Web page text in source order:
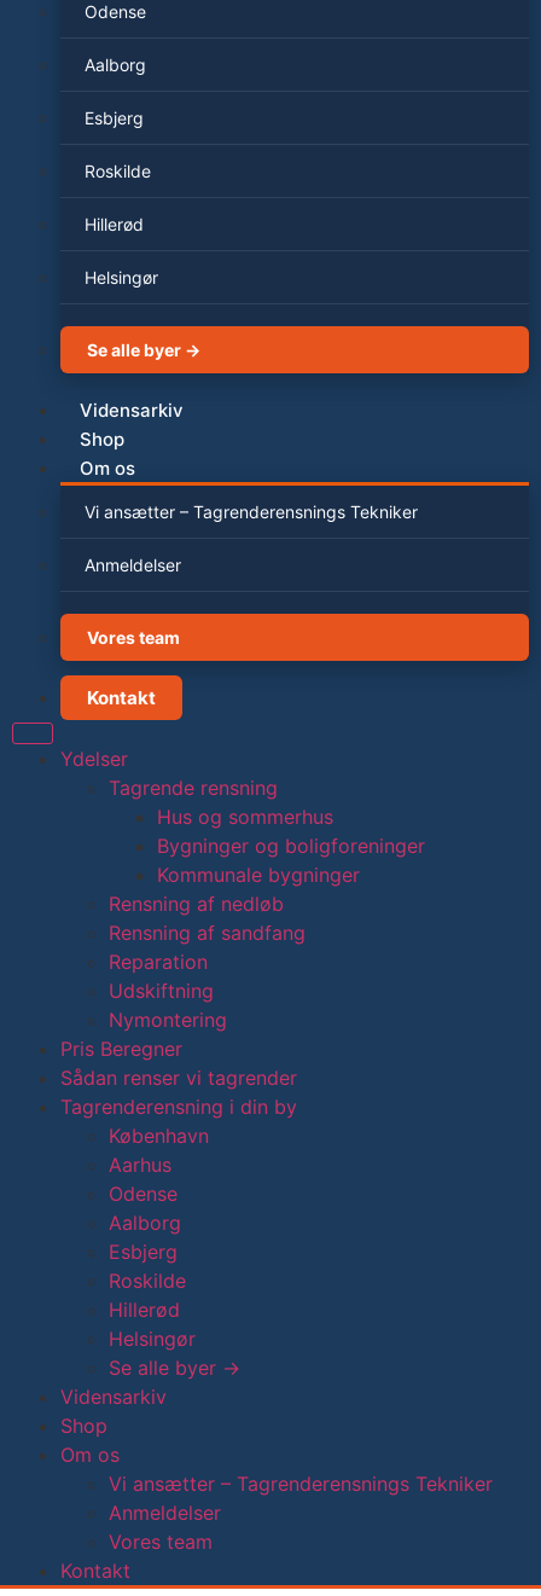
Odense
Aalborg
Esbjerg
Roskilde
Hillerød
Helsingør
Se alle byer →
Vidensarkiv
Shop
Om os
Vi ansætter – Tagrenderensnings Tekniker
Anmeldelser
Vores team
Kontakt
Ydelser
Tagrende rensning
Hus og sommerhus
Bygninger og boligforeninger
Kommunale bygninger
Rensning af nedløb
Rensning af sandfang
Reparation
Udskiftning
Nymontering
Pris Beregner
Sådan renser vi tagrender
Tagrenderensning i din by
København
Aarhus
Odense
Aalborg
Esbjerg
Roskilde
Hillerød
Helsingør
Se alle byer →
Vidensarkiv
Shop
Om os
Vi ansætter – Tagrenderensnings Tekniker
Anmeldelser
Vores team
Kontakt